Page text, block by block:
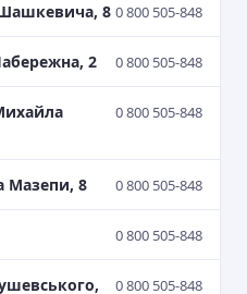
8 0 800 505-848
2 0 800 505-848
0 800 505-848
Мазепи, 8 0 800 505-848
0 800 505-848
0 800 505-848